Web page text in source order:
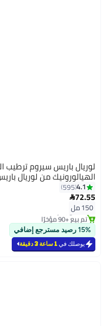
لوريال باريس سيروم
الهيالورونيك من لوريال باريس150
4.1
595
72.55
150 مل#41 في زيت وسيروم
بتخلّص بسرعة
تم بيع +90 مؤخرًا
#41 في زيت وسيروم
15% رصيد مسترجع إضافي
يوصلك في 1 ساعة 3 دقيقة